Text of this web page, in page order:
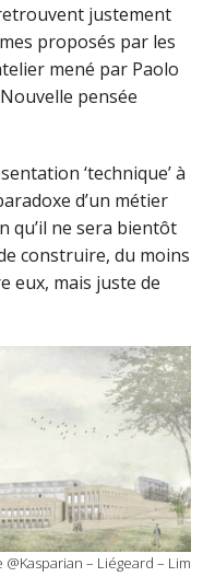
justement
proposés par les
mené par Paolo
pensée
‘technique’ à
d’un métier
qu’il ne sera bientôt
construire, du moins
eux, mais juste de
– Liégeard – Lim